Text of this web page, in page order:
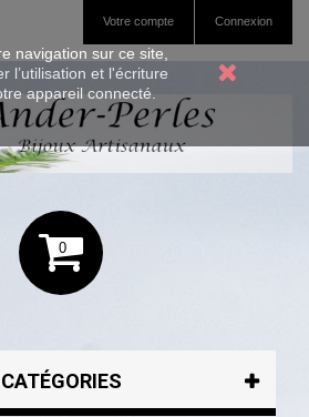
navigation sur ce site,
l’utilisation et l'écriture
appareil connecté.
Connexion
Votre compte
0
CATÉGORIES